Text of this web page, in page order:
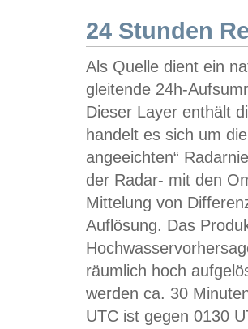
24 Stunden
Als Quelle dient ein
gleitende 24h-
Dieser Layer enthält
handelt es sich um
angeeichten“
der Radar- mit den
Mittelung von
Auflösung. Das
räumlich hoch
werden ca. 30
UTC ist gegen 0130